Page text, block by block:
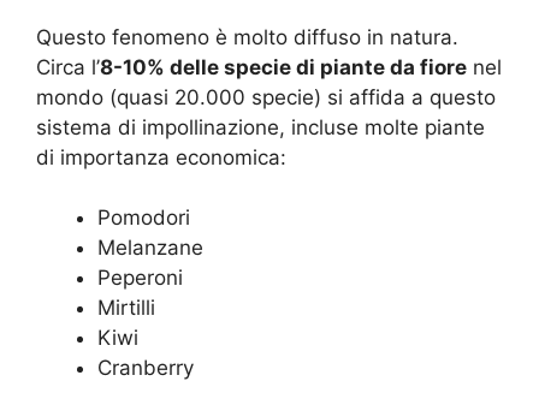
Questo fenomeno è molto diffuso in natura.
Circa l’8-10% delle specie di piante da fiore nel
mondo (quasi 20.000 specie) si affida a questo
sistema di impollinazione, incluse molte piante
di importanza economica:
Pomodori
Melanzane
Peperoni
Mirtilli
Kiwi
Cranberry